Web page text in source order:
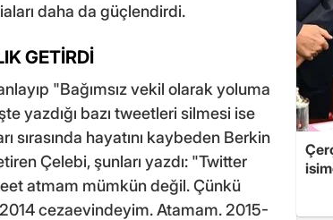
daha da güçlendirdi.
GETİRDİ
"Bağımsız vekil olarak yoluma
yazdığı bazı tweetleri silmesi ise
sırasında hayatını kaybeden Berkin
Çelebi, şunları yazdı: "Twitter
atmam mümkün değil. Çünkü
cezaevindeyim. Atamam. 2015-